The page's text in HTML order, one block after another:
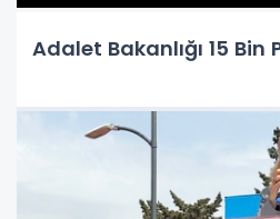
Adalet Bakanlığı 15